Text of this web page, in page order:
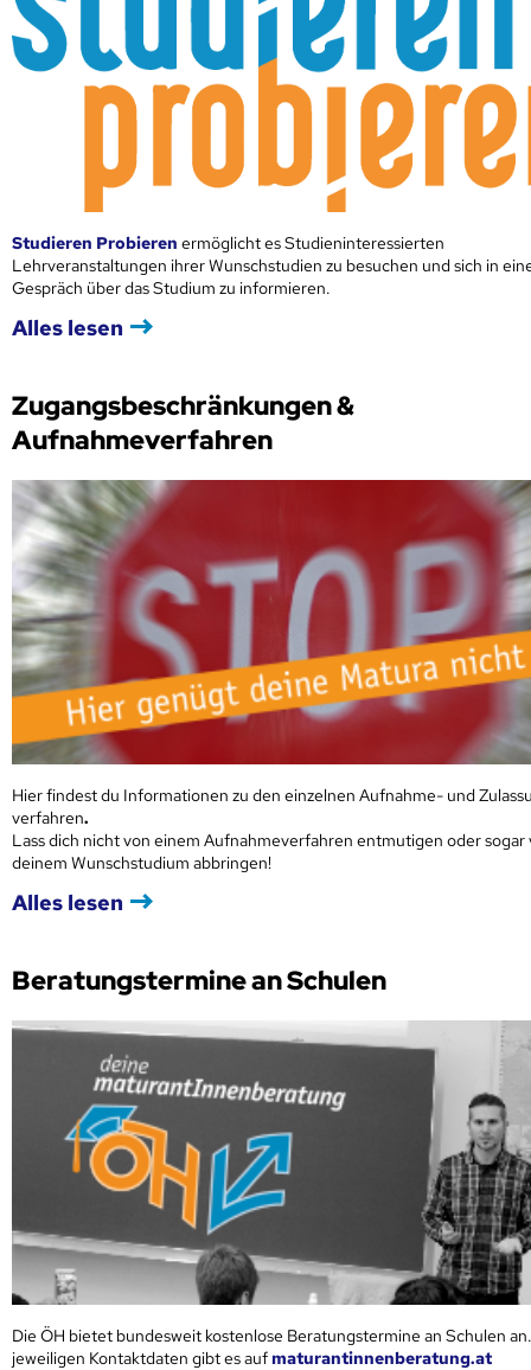
Studieren Probieren ermöglicht es Studieninteressierten
Lehrveranstaltungen ihrer Wunschstudien zu besuchen und sich in
Gespräch über das Studium zu informieren.
Alles lesen
Zugangsbeschränkungen &
Aufnahmeverfahren
Hier findest du Informationen zu den einzelnen Aufnahme- und
verfahren.
Lass dich nicht von einem Aufnahmeverfahren entmutigen oder sogar
deinem Wunschstudium abbringen!
Alles lesen
Beratungstermine an Schulen
Die ÖH bietet bundesweit kostenlose Beratungstermine an Schulen
jeweiligen Kontaktdaten gibt es aufmaturantinnenberatung.at